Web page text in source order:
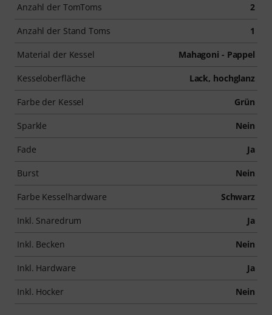
Anzahl der TomToms 2
Anzahl der Stand Toms 1
Material der Kessel Mahagoni - Pappel
Kesseloberfläche Lack, hochglanz
Farbe der Kessel Grün
Sparkle Nein
Fade Ja
Burst Nein
Farbe Kesselhardware Schwarz
Inkl. Snaredrum Ja
Inkl. Becken Nein
Inkl. Hardware Ja
Inkl. Hocker Nein